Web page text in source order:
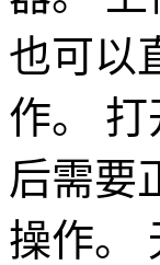
也可以
作。
后需要
操作。